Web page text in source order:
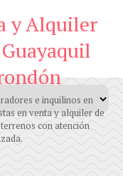
y Alquiler
e inquilinos en
en venta y alquiler de
con atención